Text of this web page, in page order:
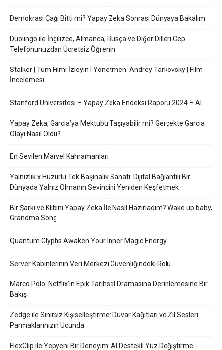
Demokrasi Çağı Bitti mi? Yapay Zeka Sonrası Dünyaya Bakalım
Duolingo ile İngilizce, Almanca, Rusça ve Diğer Dilleri Cep
Telefonunuzdan Ücretsiz Öğrenin
Stalker | Tüm Filmi İzleyin | Yönetmen: Andrey Tarkovsky | Film
İncelemesi
Stanford Üniversitesi – Yapay Zeka Endeksi Raporu 2024 – AI
Yapay Zeka, Garcia’ya Mektubu Taşıyabilir mi? Gerçekte Garcia
Olayı Nasıl Oldu?
En Sevilen Marvel Kahramanları
Yalnızlık x Huzurlu Tek Başınalık Sanatı: Dijital Bağlantılı Bir
Dünyada Yalnız Olmanın Sevincini Yeniden Keşfetmek
Bir Şarkı ve Klibini Yapay Zeka İle Nasıl Hazırladım? Wake up baby,
Grandma Song
Quantum Glyphs Awaken Your Inner Magic Energy
Server Kabinlerinin Veri Merkezi Güvenliğindeki Rolü
Marco Polo: Netflix’in Epik Tarihsel Dramasına Derinlemesine Bir
Bakış
Zedge ile Sınırsız Kişiselleştirme: Duvar Kağıtları ve Zil Sesleri
Parmaklarınızın Ucunda
FlexClip ile Yepyeni Bir Deneyim: AI Destekli Yüz Değiştirme